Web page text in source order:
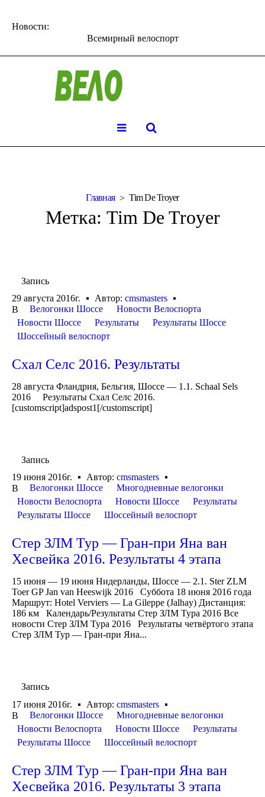
Новости:
Всемирный велоспорт
Главная Tim De Troyer
Метка: Tim De Troyer
Запись
29 августа 2016г.
Автор: cmsmasters
В
Велогонки Шоссе
Новости Велоспорта
Новости Шоссе
Результаты
Результаты Шоссе
Шоссейный велоспорт
Схал Селс 2016. Результаты
28 августа Фландрия, Бельгия, Шоссе — 1.1. Schaal Sels
2016 Результаты Схал Селс 2016.
[customscript]adspost1[/customscript]
Запись
19 июня 2016г.
Автор: cmsmasters
В
Велогонки Шоссе
Многодневные велогонки
Новости Велоспорта
Новости Шоссе
Результаты
Результаты Шоссе
Шоссейный велоспорт
Стер ЗЛМ Тур — Гран-при Яна ван
Хесвейка 2016. Результаты 4 этапа
15 июня — 19 июня Нидерланды, Шоссе — 2.1. Ster ZLM
Toer GP Jan van Heeswijk 2016 Суббота 18 июня 2016 года
Маршрут: Hotel Verviers — La Gileppe (Jalhay) Дистанция:
186 км Календарь/Результаты Стер ЗЛМ Тура 2016 Все
новости Стер ЗЛМ Тура 2016 Результаты четвёртого этапа
Стер ЗЛМ Тур — Гран-при Яна...
Запись
17 июня 2016г.
Автор: cmsmasters
В
Велогонки Шоссе
Многодневные велогонки
Новости Велоспорта
Новости Шоссе
Результаты
Результаты Шоссе
Шоссейный велоспорт
Стер ЗЛМ Тур — Гран-при Яна ван
Хесвейка 2016. Результаты 3 этапа